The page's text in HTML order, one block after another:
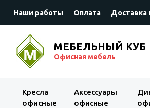
Наши работы Оплата Доставка
МЕБЕЛЬНЫЙ КУБ
Офисная мебель
Kресла
офисные
Аксессуары
офисные